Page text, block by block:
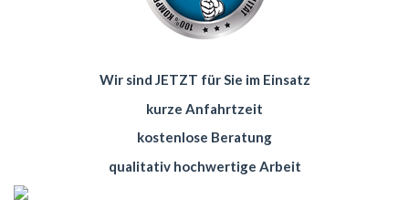
Wir sind JETZT für Sie im Einsatz
kurze Anfahrtzeit
kostenlose Beratung
qualitativ hochwertige Arbeit